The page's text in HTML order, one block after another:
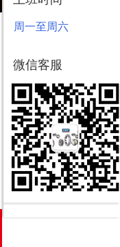
周一至周六
微信客服